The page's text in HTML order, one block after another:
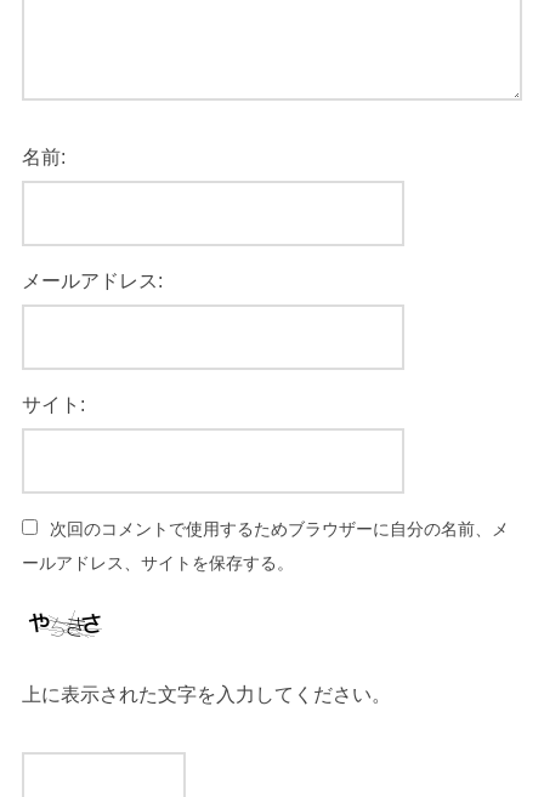
名前:
メールアドレス:
サイト:
次回のコメントで使用するためブラウザーに自分の名前、メ
ールアドレス、サイトを保存する。
上に表示された文字を入力してください。